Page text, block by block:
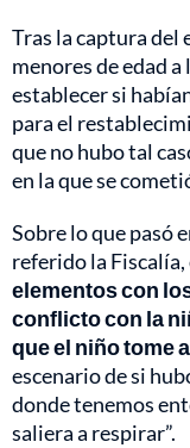
Tras la captura del
menores de edad
establecer si
para el
que no hubo tal
en la que se
Sobre lo que pasó
referido la Fiscalía,
elementos con
conflicto con la
que el niño tome
escenario de si
donde tenemos
saliera a respirar”.